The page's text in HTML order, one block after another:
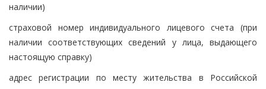
наличии)
страховой номер индивидуального лицевого счета (при
наличии соответствующих сведений у лица, выдающего
настоящую справку)
адрес регистрации по месту жительства в Российской